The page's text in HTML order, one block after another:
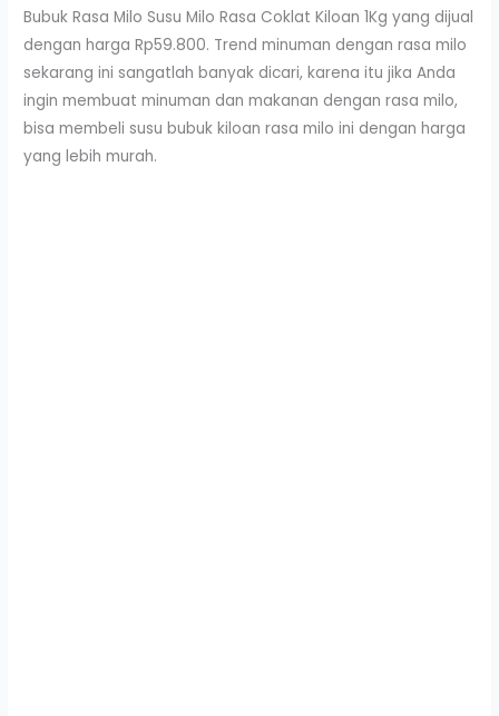
Bubuk Rasa Milo Susu Milo Rasa Coklat Kiloan 1Kg yang dijual
dengan harga Rp59.800. Trend minuman dengan rasa milo
sekarang ini sangatlah banyak dicari, karena itu jika Anda
ingin membuat minuman dan makanan dengan rasa milo,
bisa membeli susu bubuk kiloan rasa milo ini dengan harga
yang lebih murah.